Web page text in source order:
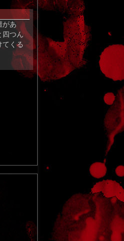
があ
四つん
てくる